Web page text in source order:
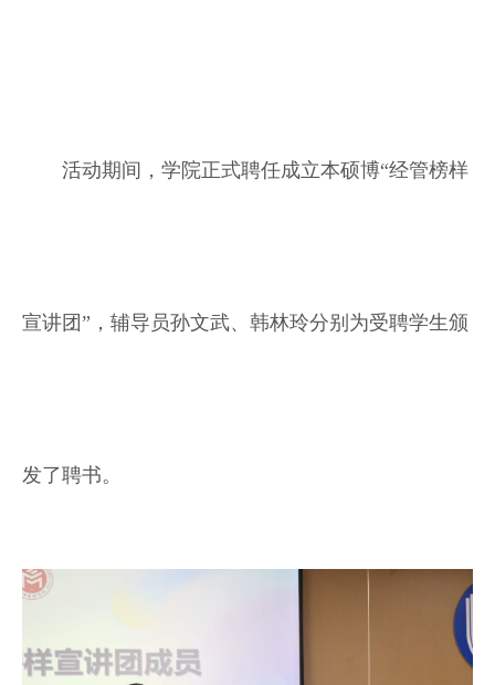
活动期间，学院正式聘任成立本硕博“经管榜样
宣讲团”，辅导员孙文武、韩林玲分别为受聘学生颁
发了聘书。